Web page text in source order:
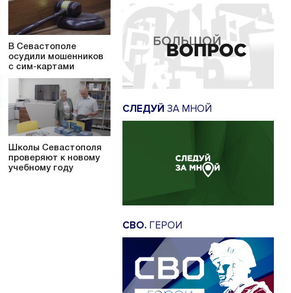
В Севастополе
осудили мошенников
с сим-картами
Школы Севастополя
проверяют к новому
учебному году
СЛЕДУЙ ЗА МНОЙ
СВО. ГЕРОИ